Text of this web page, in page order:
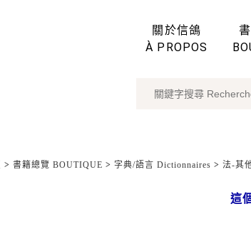
關於信鴿
À PROPOS
> 書籍總覽 BOUTIQUE > 字典/語言 Dictionnaires > 法-其
這